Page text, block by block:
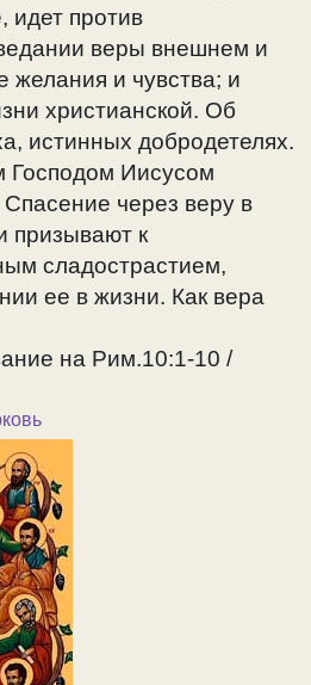
идет против
веры внешнем и
желания и чувства; и
христианской. Об
истинных добродетелях.
Господом Иисусом
через веру в
призывают к
сладострастием,
ее в жизни. Как вера
на Рим.10:1-10 /